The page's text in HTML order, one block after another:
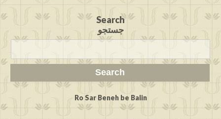
Search
جستجو
Ro Sar Beneh be Balin